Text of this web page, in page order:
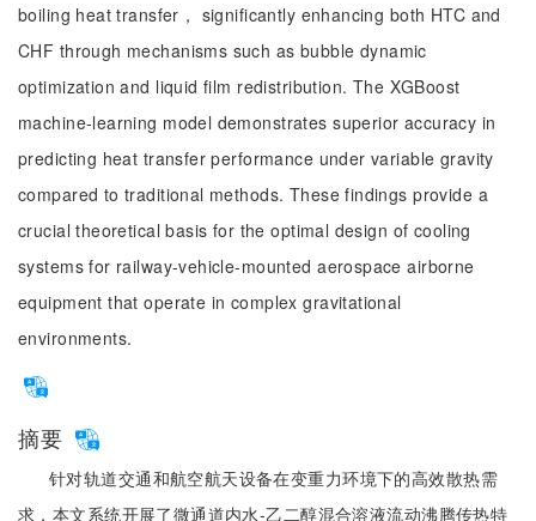
boiling heat transfer， significantly enhancing both HTC and
CHF through mechanisms such as bubble dynamic
optimization and liquid film redistribution. The XGBoost
machine-learning model demonstrates superior accuracy in
predicting heat transfer performance under variable gravity
compared to traditional methods. These findings provide a
crucial theoretical basis for the optimal design of cooling
systems for railway-vehicle-mounted aerospace airborne
equipment that operate in complex gravitational
environments.
摘要
针对轨道交通和航空航天设备在变重力环境下的高效散热需
求，本文系统开展了微通道内水-乙二醇混合溶液流动沸腾传热特